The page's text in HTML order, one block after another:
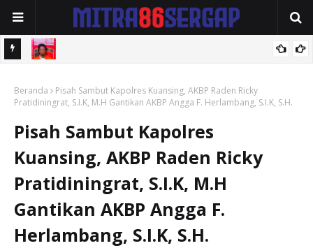
Polres Deli Serdang
Beranda
Pisah Sambut Kapolres Kuansing, AKBP Raden Ricky
Pratidiningrat, S.I.K, M.H Gantikan AKBP Angga F. Herlambang, S.I.K, S.H.
Pisah Sambut Kapolres
Kuansing, AKBP Raden Ricky
Pratidiningrat, S.I.K, M.H
Gantikan AKBP Angga F.
Herlambang, S.I.K, S.H.